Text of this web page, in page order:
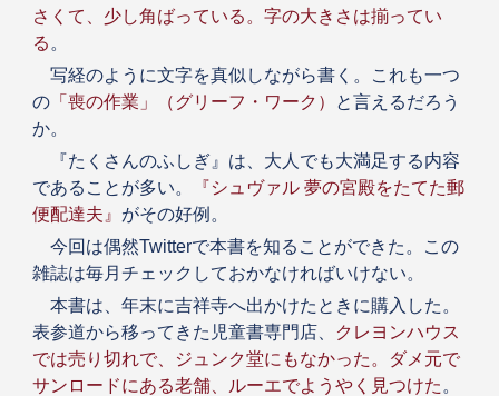
さくて、少し角ばっている。字の大きさは揃ってい
る 。
写経のように文字を真似しながら書く。これも一つ
の「喪の作業」（グリーフ・ワーク）
と言えるだろう
か。
『たくさんのふしぎ』は、大人でも大満足する内容
であることが多い。
『シュヴァル 夢の宮殿をたてた郵
便配達夫』 がその好例。
今回は偶然Twitterで本書を知ることができた。この
雑誌は毎月チェックしておかなければいけない。
本書は、年末に吉祥寺へ出かけたときに購入した。
表参道から移ってきた児童書専門店、
クレヨンハウス
では売り切れで、ジュンク堂にもなかった。ダメ元で
サンロードにある老舗、ルーエでようやく見つけた 。